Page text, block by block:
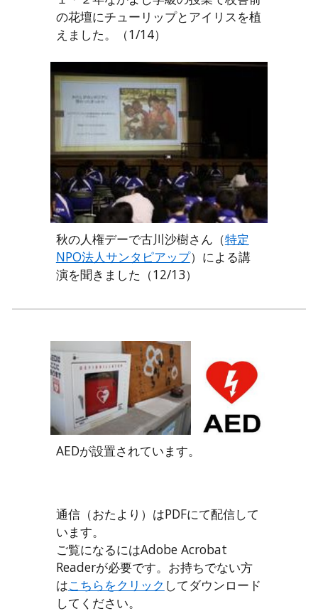
の花壇にチューリップとアイリスを植
えました。（1/14）
秋の人権デーで古川沙樹さん（特定
NPO法人サンタピアップ）による講
演を聞きました（12/13）
AEDが設置されています。
通信（おたより）はPDFにて配信して
います。
ご覧になるにはAdobe Acrobat
Readerが必要です。お持ちでない方
はこちらをクリック してダウンロード
してください。